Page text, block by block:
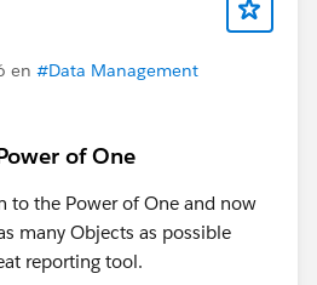
en #Data Management
of One
to the Power of One and now
many Objects as possible
reporting tool.